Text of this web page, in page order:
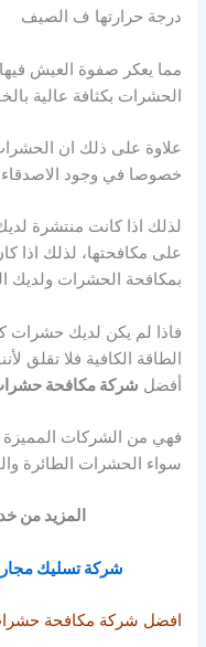
درجة حرارتها ف الصيف
مما يعكر صفوة العيش
الحشرات بكثافة عالية
علاوة على ذلك ان
خصوصا في وجود الاصدقاء
لذلك اذا كانت منتشرة
على مكافحتها، لذلك اذا
بمكافحة الحشرات ولديك
فاذا لم يكن لديك حشرات
الطاقة الكافية فلا تقلق
أفضل شركة مكافحة
فهي من الشركات المميزة
سواء الحشرات الطائرة
المزيد من
شركة تسليك
افضل شركة مكافحة